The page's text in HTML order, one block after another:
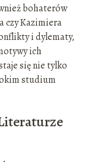
bohaterów
czy Kazimiera
i dylematy,
ich
się nie tylko
studium